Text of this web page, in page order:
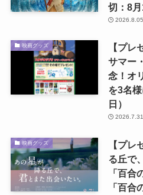
切：8月
2026.8.05
映画グッズ
【プレ
サマー
念！オ
を3名
日）
2026.7.31
映画グッズ
【プレ
る丘で
「百合
「百合